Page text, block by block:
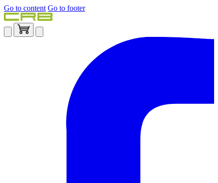
Go to content Go to footer